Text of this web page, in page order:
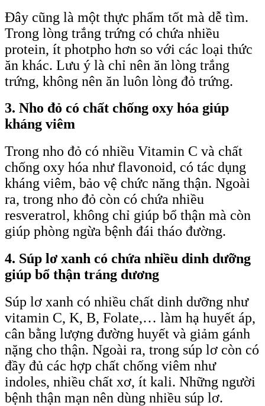
Đây cũng là một thực phẩm tốt mà dễ tìm.
Trong lòng trắng trứng có chứa nhiều
protein, ít photpho hơn so với các loại thức
ăn khác. Lưu ý là chỉ nên ăn lòng trắng
trứng, không nên ăn luôn lòng đỏ trứng.
3. Nho đỏ có chất chống oxy hóa giúp
kháng viêm
Trong nho đỏ có nhiều Vitamin C và chất
chống oxy hóa như flavonoid, có tác dụng
kháng viêm, bảo vệ chức năng thận. Ngoài
ra, trong nho đỏ còn có chứa nhiều
resveratrol, không chỉ giúp bổ thận mà còn
giúp phòng ngừa bệnh đái tháo đường.
4. Súp lơ xanh có chứa nhiều dinh dưỡng
giúp bổ thận tráng dương
Súp lơ xanh có nhiều chất dinh dưỡng như
vitamin C, K, B, Folate,… làm hạ huyết áp,
cân bằng lượng đường huyết và giảm gánh
nặng cho thận. Ngoài ra, trong súp lơ còn có
đầy đủ các hợp chất chống viêm như
indoles, nhiều chất xơ, ít kali. Những người
bệnh thận mạn nên dùng nhiều súp lơ.